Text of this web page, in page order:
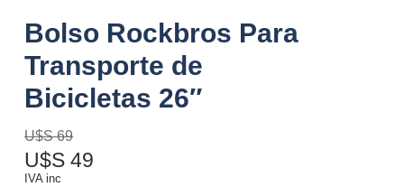
Bolso Rockbros Para
Transporte de
Bicicletas 26″
U$S69
U$S 49
IVA inc